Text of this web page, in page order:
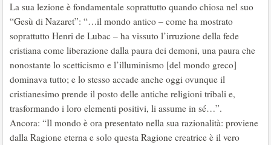
La sua lezione è fondamentale soprattutto quando chiosa nel suo
“Gesù di Nazaret”: “…il mondo antico – come ha mostrato
soprattutto Henri de Lubac – ha vissuto l’irruzione della fede
cristiana come liberazione dalla paura dei demoni, una paura che
nonostante lo scetticismo e l’illuminismo [del mondo greco]
dominava tutto; e lo stesso accade anche oggi ovunque il
cristianesimo prende il posto delle antiche religioni tribali e,
trasformando i loro elementi positivi, li assume in sé…”.
Ancora: “Il mondo è ora presentato nella sua razionalità: proviene
dalla Ragione eterna e solo questa Ragione creatrice è il vero